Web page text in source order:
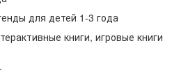
для детей 1-3 года
книги, игровые книги